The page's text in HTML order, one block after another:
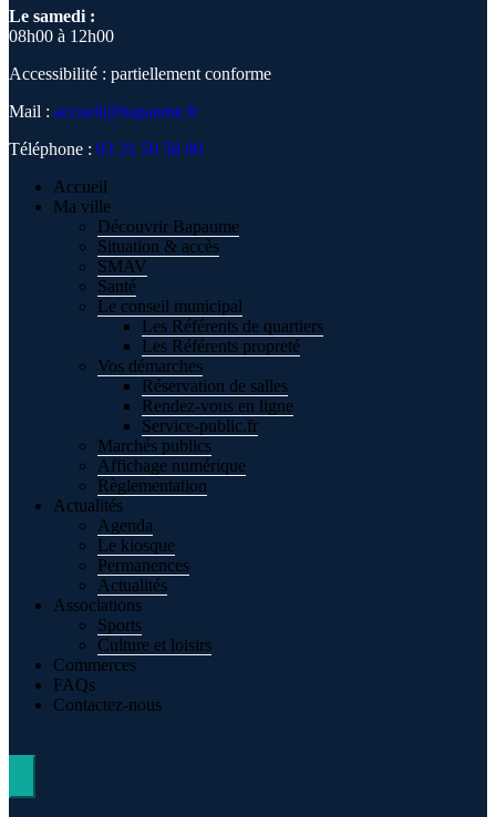
Le samedi :
08h00 à 12h00
Accessibilité : partiellement conforme
Mail : accueil@bapaume.fr
Téléphone : 03 21 50 58 80
Accueil
Ma ville
Découvrir Bapaume
Situation & accès
SMAV
Santé
Le conseil municipal
Les Référents de quartiers
Les Référents propreté
Vos démarches
Réservation de salles
Rendez-vous en ligne
Service-public.fr
Marchés publics
Affichage numérique
Règlementation
Actualités
Agenda
Le kiosque
Permanences
Actualités
Associations
Sports
Culture et loisirs
Commerces
FAQs
Contactez-nous